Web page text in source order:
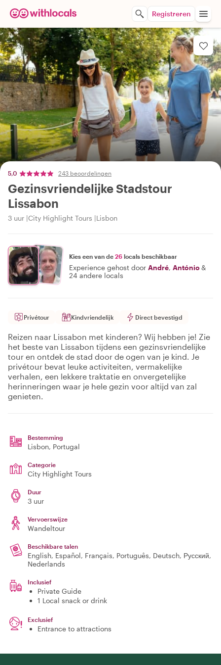
Registreren
5,0 243 beoordelingen
Gezinsvriendelijke Stadstour
Lissabon
3 uur City Highlight Tours Lisbon
Kies een van de 26 locals beschikbaar
Experience gehost door André, António&
24 andere locals
Privétour Kindvriendelijk Direct bevestigd
Reizen naar Lissabon met kinderen? Wij hebben je! Zie
het beste van Lissabon tijdens een gezinsvriendelijke
tour en ontdek de stad door de ogen van je kind. Je
privétour bevat leuke activiteiten, vermakelijke
verhalen, een lekkere traktatie en onvergetelijke
herinneringen waar je hele gezin voor altijd van zal
genieten.
Bestemming
Lisbon, Portugal
Categorie
City Highlight Tours
Duur
3 uur
Vervoerswijze
Wandeltour
Beschikbare talen
English, Español, Français, Português, Deutsch, Русский,
Nederlands
Inclusief
Private Guide
1 Local snack or drink
Exclusief
Entrance to attractions